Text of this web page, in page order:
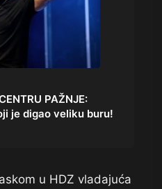
PAŽNJE:
je digao veliku buru!
u HDZ vladajuća